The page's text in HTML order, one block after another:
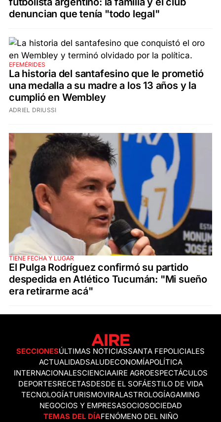
denuncian que tenía "todo legal"
EFEMÉRIDES
La historia del santafesino que le prometió
una medalla a su madre a los 13 años y la
cumplió en Wembley
ADRIEL DRIUSSI
TIENE FECHA Y LUGAR
El Pulga Rodríguez confirmó su partido
despedida en Atlético Tucumán: "Mi sueño
era retirarme acá"
SECCIONESÚLTIMAS NOTICIASSANTA FEPOLICIALES
ACTUALIDADSALUDECONOMÍAPOLÍTICA
INTERNACIONALESCIENCIAAIRE AGROESPECTÁCULOS
DEPORTESRECETASDESDE EL SOFÁESTILO DE VIDA
TECNOLOGÍATURISMOVIRALASTROLOGÍAGAMING
NEGOCIOS Y EMPRESASOCIOSOCIEDAD
TEMAS DEL DÍAFENÓMENO DEL NIÑO